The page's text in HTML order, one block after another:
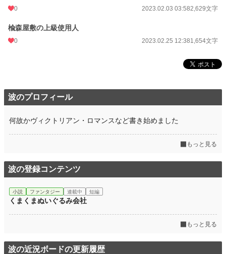
0 2023.02.03 03:582,629文字
楡森屋敷の上級使用人
0 2023.02.25 12:381,654文字
波のプロフィール
何故かヴィクトリアン・ロマンスなど書き始めました
もっと見る
波の登録コンテンツ
小説 ファンタジー 連載中 短編
くまくまぬいぐるみ会社
もっと見る
波の近況ボードの更新履歴